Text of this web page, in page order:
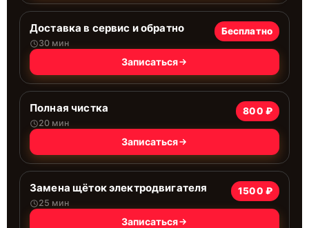
Доставка в сервис и обратно
30 мин
Бесплатно
Записаться
Полная чистка
20 мин
800 ₽
Записаться
Замена щёток электродвигателя
25 мин
1500 ₽
Записаться